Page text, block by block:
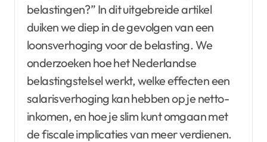
belastingen?” In dit uitgebreide artikel
duiken we diep in de gevolgen van een
loonsverhoging voor de belasting. We
onderzoeken hoe het Nederlandse
belastingstelsel werkt, welke effecten een
salarisverhoging kan hebben op je netto-
inkomen, en hoe je slim kunt omgaan met
de fiscale implicaties van meer verdienen.